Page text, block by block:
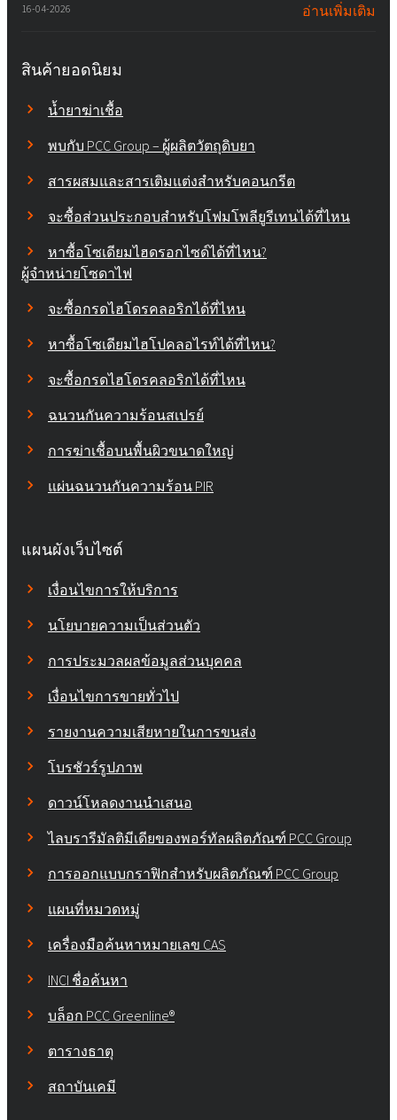
16-04-2026 อ่านเพิ่มเติม
สินค้ายอดนิยม
น้ำยาฆ่าเชื้อ
พบกับ PCC Group – ผู้ผลิตวัตถุดิบยา
สารผสมและสารเติมแต่งสำหรับคอนกรีต
จะซื้อส่วนประกอบสำหรับโฟมโพลียูรีเทนได้ที่ไหน
หาซื้อโซเดียมไฮดรอกไซด์ได้ที่ไหน?
ผู้จำหน่ายโซดาไฟ
จะซื้อกรดไฮโดรคลอริกได้ที่ไหน
หาซื้อโซเดียมไฮโปคลอไรท์ได้ที่ไหน?
จะซื้อกรดไฮโดรคลอริกได้ที่ไหน
ฉนวนกันความร้อนสเปรย์
การฆ่าเชื้อบนพื้นผิวขนาดใหญ่
แผ่นฉนวนกันความร้อน PIR
แผนผังเว็บไซต์
เงื่อนไขการให้บริการ
นโยบายความเป็นส่วนตัว
การประมวลผลข้อมูลส่วนบุคคล
เงื่อนไขการขายทั่วไป
รายงานความเสียหายในการขนส่ง
โบรชัวร์รูปภาพ
ดาวน์โหลดงานนำเสนอ
ไลบรารีมัลติมีเดียของพอร์ทัลผลิตภัณฑ์ PCC Group
การออกแบบกราฟิกสำหรับผลิตภัณฑ์ PCC Group
แผนที่หมวดหมู่
เครื่องมือค้นหาหมายเลข CAS
INCI ชื่อค้นหา
บล็อก PCC Greenline®
ตารางธาตุ
สถาบันเคมี